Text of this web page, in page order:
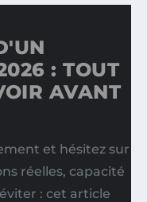
: TOUT
AVANT
et hésitez sur
réelles, capacité
: cet article